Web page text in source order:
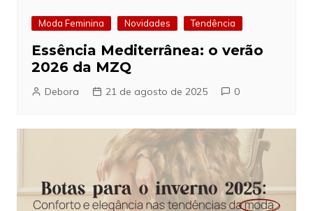
Moda Feminina Novidades Tendência
Essência Mediterrânea: o verão
2026 da MZQ
Debora 21 de agosto de 2025 0